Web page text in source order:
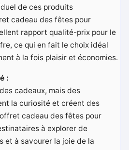
de ces produits
cadeau des fêtes pour
rapport qualité-prix pour le
ce qui en fait le choix idéal
à la fois plaisir et économies.
:
cadeaux, mais des
la curiosité et créent des
cadeau des fêtes pour
à explorer de
et à savourer la joie de la